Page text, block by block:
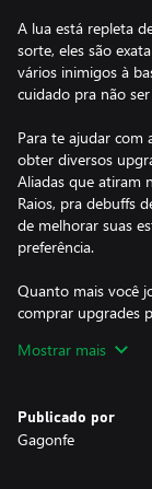
A lua está repleta
sorte, eles são
vários inimigos à
cuidado pra não
Para te ajudar com
obter diversos
Aliadas que atiram
Raios, pra debuffs
de melhorar suas
preferência.
Quanto mais você
comprar upgrades
personagem.
Mostrar mais
Publicado por
Gagonfe